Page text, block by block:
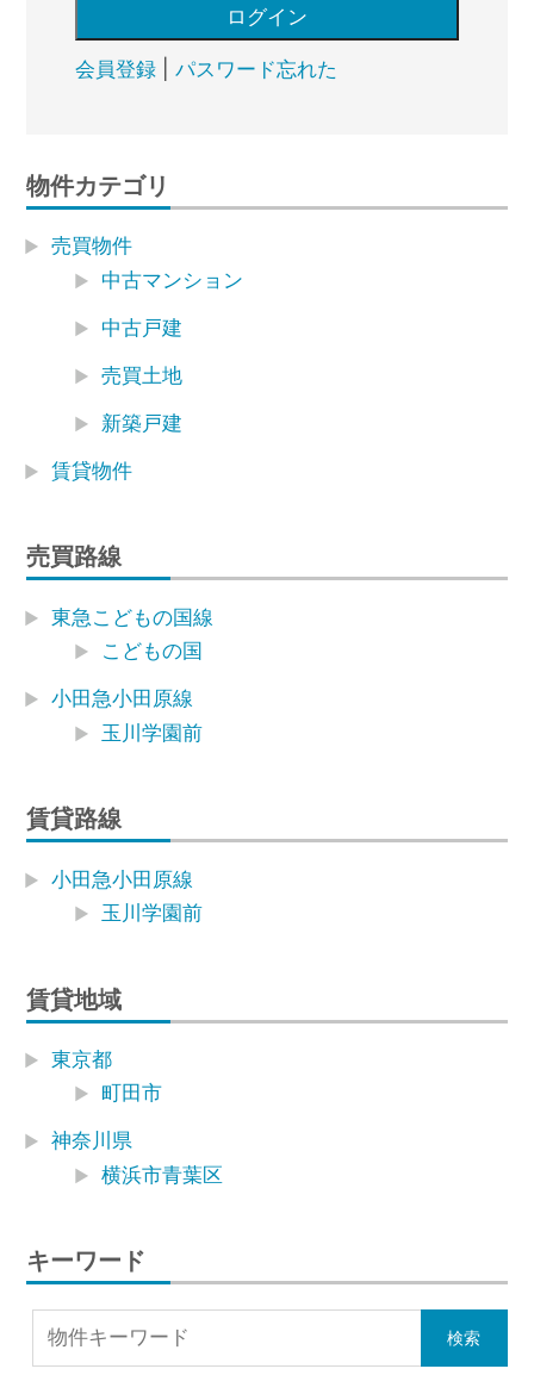
会員登録| パスワード忘れた
物件カテゴリ
売買物件
中古マンション
中古戸建
売買土地
新築戸建
賃貸物件
売買路線
東急こどもの国線
こどもの国
小田急小田原線
玉川学園前
賃貸路線
小田急小田原線
玉川学園前
賃貸地域
東京都
町田市
神奈川県
横浜市青葉区
キーワード